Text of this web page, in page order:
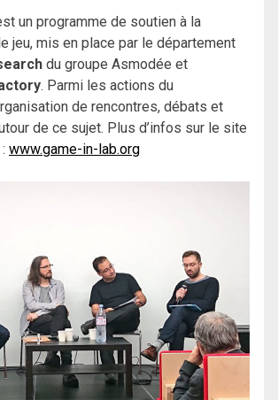
un programme de soutien à la
jeu, mis en place par le département
du groupe Asmodée et
. Parmi les actions du
de rencontres, débats et
de ce sujet. Plus d’infos sur le site
www.game-in-lab.org